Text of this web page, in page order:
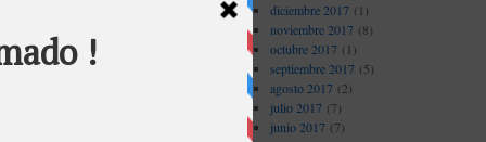
diciembre 2017 (1)
noviembre 2017 (8)
octubre 2017 (1)
septiembre 2017 (5)
agosto 2017 (2)
julio 2017 (7)
junio 2017 (7)